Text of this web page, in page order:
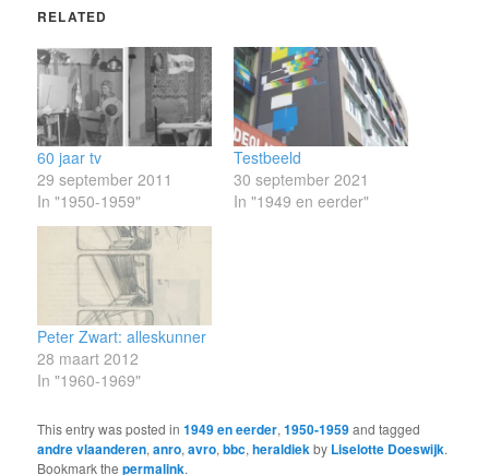
RELATED
60 jaar tv
29 september 2011
In "1950-1959"
Testbeeld
30 september 2021
In "1949 en eerder"
Peter Zwart: alleskunner
28 maart 2012
In "1960-1969"
This entry was posted in1949 en eerder,1950-1959and tagged
andre vlaanderen,anro,avro,bbc,heraldiekby Liselotte Doeswijk.
Bookmark thepermalink.